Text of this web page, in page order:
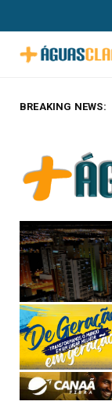
BREAKING NEWS:
renovação da